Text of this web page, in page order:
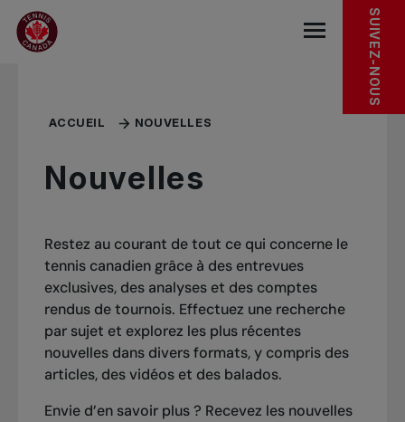
Sauter au menu principal
Sauter au contenu principal
Sauter au pied de page SUIVEZ-NOUS
ACCUEIL NOUVELLES
Nouvelles
Restez au courant de tout ce qui concerne le
tennis canadien grâce à des entrevues
exclusives, des analyses et des comptes
rendus de tournois. Effectuez une recherche
par sujet et explorez les plus récentes
nouvelles dans divers formats, y compris des
articles, des vidéos et des balados.
Envie d’en savoir plus ? Recevez les nouvelles